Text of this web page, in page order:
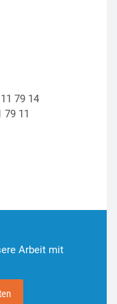
79 14
79 11
Arbeit mit